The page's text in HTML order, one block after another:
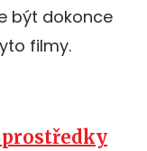
být dokonce
filmy.
prostředky